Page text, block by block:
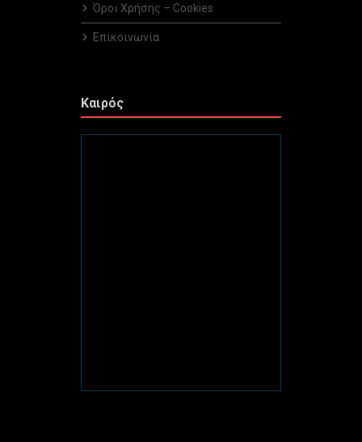
Όροι Χρήσης – Cookies
Επικοινωνία
Καιρός